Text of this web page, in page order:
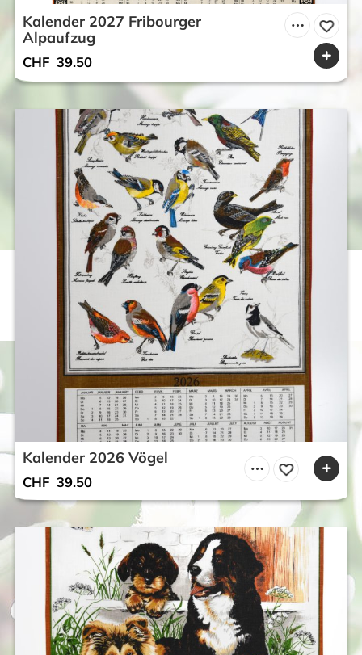
Kalender 2027 Fribourger
Alpaufzug
CHF 39.50
Kalender 2026 Vögel
CHF 39.50